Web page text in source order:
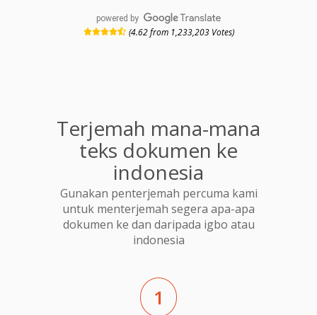
powered by
(4.62 from 1,233,203 Votes)
Terjemah mana-mana
teks dokumen ke
indonesia
Gunakan penterjemah percuma kami
untuk menterjemah segera apa-apa
dokumen ke dan daripada igbo atau
indonesia
1